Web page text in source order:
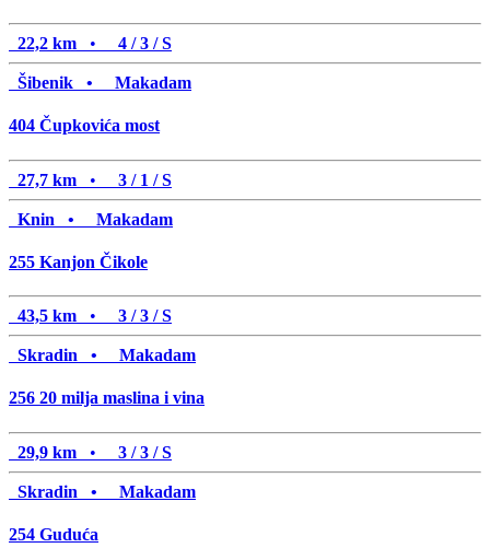
22,2 km • 4 / 3 / S
Šibenik • Makadam
404 Čupkovića most
27,7 km • 3 / 1 / S
Knin • Makadam
255 Kanjon Čikole
43,5 km • 3 / 3 / S
Skradin • Makadam
256 20 milja maslina i vina
29,9 km • 3 / 3 / S
Skradin • Makadam
254 Guduća